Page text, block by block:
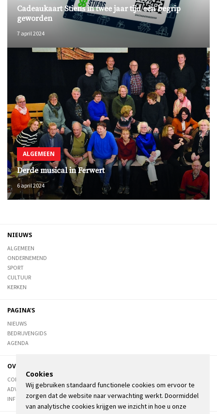
Cadeaukaart Stiens in twee jaar tijd een begrip
geworden
7 april 2024
ALGEMEEN
Derde musical in Ferwert
6 april 2024
NIEUWS
ALGEMEEN
ONDERNEMEND
SPORT
CULTUUR
KERKEN
PAGINA'S
NIEUWS
BEDRIJVENGIDS
AGENDA
OVER DE STIENSER
CONTACT
ADVERTEREN
INFORMATIE
Cookies
Wij gebruiken standaard functionele cookies om ervoor te
zorgen dat de website naar verwachting werkt. Doormiddel
van analytische cookies krijgen we inzicht in hoe u onze